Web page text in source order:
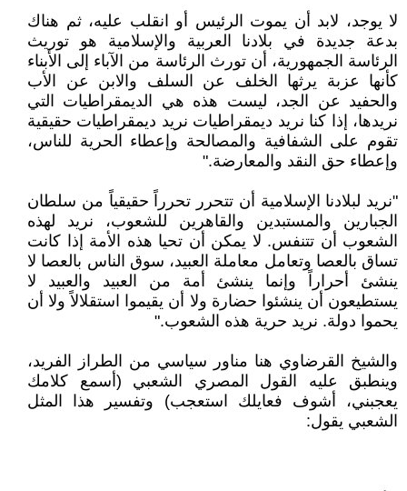
لا يوجد، لابد أن يموت الرئيس أو انقلب عليه، ثم هناك
بدعة جديدة في بلادنا العربية والإسلامية هو توريث
الرئاسة الجمهورية، أن تورث الرئاسة من الآباء إلى الأبناء
كأنها عزبة يرثها الخلف عن السلف والابن عن الأب
والحفيد عن الجد، ليست هذه هي الديمقراطيات التي
نريدها، إذا كنا نريد ديمقراطيات نريد ديمقراطيات حقيقية
تقوم على الشفافية والمصالحة وإعطاء الحرية للناس،
وإعطاء حق النقد والمعارضة."
"نريد لبلادنا الإسلامية أن تتحرر تحرراً حقيقياً من سلطان
الجبارين والمستبدين والقاهرين للشعوب، نريد لهذه
الشعوب أن تتنفس. لا يمكن أن تحيا هذه الأمة إذا كانت
تساق بالعصا وتعامل معاملة العبيد، سوق الناس بالعصا لا
ينشئ أحراراً وإنما ينشئ أمة من العبيد والعبيد لا
يستطيعون أن ينشئوا حضارة ولا أن يقيموا استقلالاً ولا أن
يحموا دولة. نريد حرية هذه الشعوب."
والشيخ القرضاوي هنا مناور سياسي من الطراز الفريد،
وينطبق عليه القول المصري الشعبي (أسمع كلامك
يعجبني، أشوف فعايلك استعجب) وتفسير هذا المثل
الشعبي يقول: